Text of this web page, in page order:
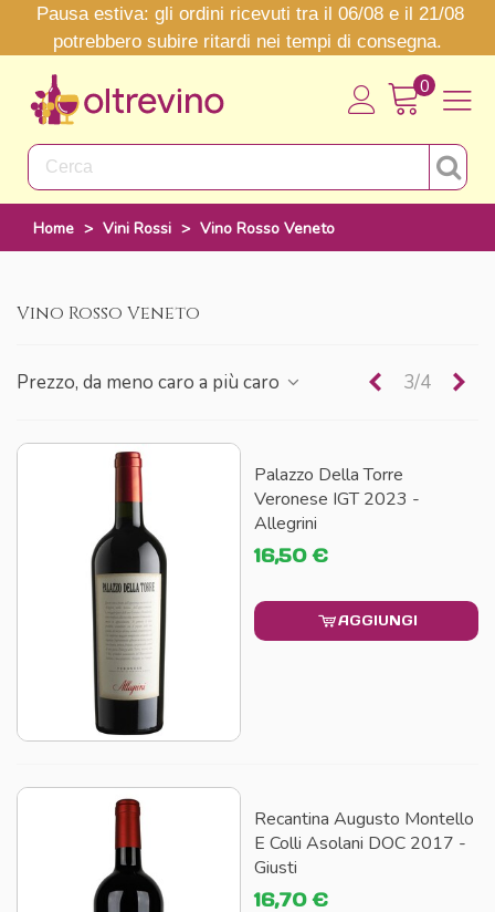
Pausa estiva: gli ordini ricevuti tra il 06/08 e il 21/08
potrebbero subire ritardi nei tempi di consegna.
0
Home > Vini Rossi > Vino Rosso Veneto
Vino Rosso Veneto
Prezzo, da meno caro a più caro Precedente
3/4
Palazzo Della Torre
Veronese IGT 2023 -
Allegrini
16,50 €
AGGIUNGI
Recantina Augusto Montello
E Colli Asolani DOC 2017 -
Giusti
16,70 €